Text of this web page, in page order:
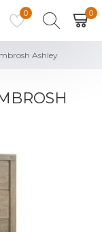
0 0
Ashley